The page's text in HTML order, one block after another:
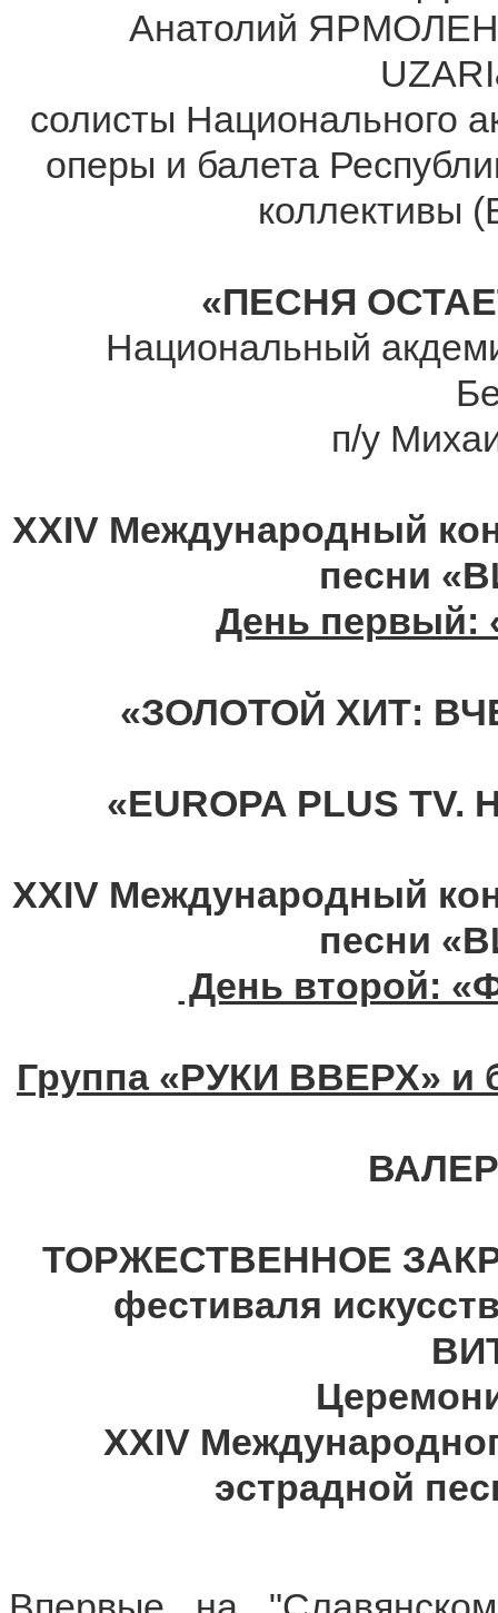
Анатолий
солисты Национального
оперы и балета
коллективы
«ПЕСНЯ
Национальный
п/у
XXIV Международный
песни
День
«ЗОЛОТОЙ ХИТ:
«EUROPA PLUS TV.
XXIV Международный
песни
День второй:
Группа «РУКИ ВВЕРХ» и
ТОРЖЕСТВЕННОЕ
фестиваля
XXIV
эстрадной